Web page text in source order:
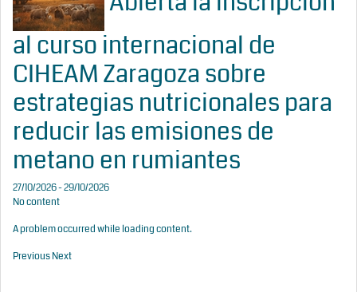
al curso internacional de
CIHEAM Zaragoza sobre
estrategias nutricionales para
reducir las emisiones de
metano en rumiantes
27/10/2026 - 29/10/2026
No content
A problem occurred while loading content.
PreviousNext